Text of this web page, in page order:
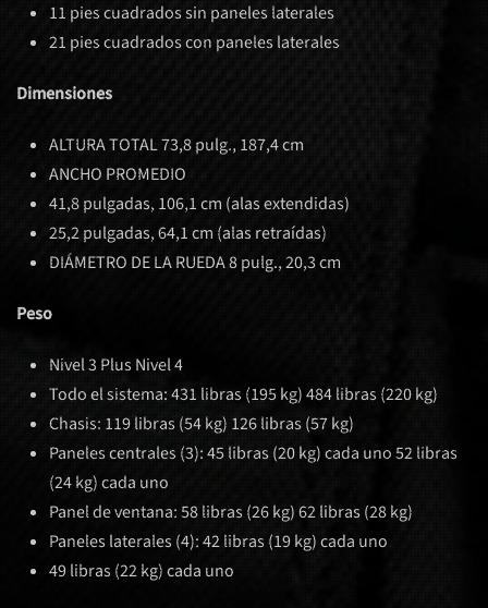
11 pies cuadrados sin paneles laterales
21 pies cuadrados con paneles laterales
Dimensiones
ALTURA TOTAL 73,8 pulg., 187,4 cm
ANCHO PROMEDIO
41,8 pulgadas, 106,1 cm (alas extendidas)
25,2 pulgadas, 64,1 cm (alas retraídas)
DIÁMETRO DE LA RUEDA 8 pulg., 20,3 cm
Peso
Nivel 3 Plus Nivel 4
Todo el sistema: 431 libras (195 kg) 484 libras (220 kg)
Chasis: 119 libras (54 kg) 126 libras (57 kg)
Paneles centrales (3): 45 libras (20 kg) cada uno 52 libras
(24 kg) cada uno
Panel de ventana: 58 libras (26 kg) 62 libras (28 kg)
Paneles laterales (4): 42 libras (19 kg) cada uno
49 libras (22 kg) cada uno